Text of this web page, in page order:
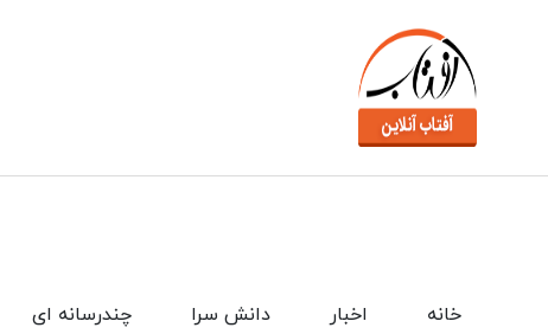
چندرسانه ای دانش سرا اخبار خانه